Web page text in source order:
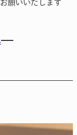
願いいたします